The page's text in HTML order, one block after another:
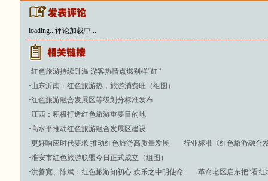
loading...评论加载中...
·红色旅游持续升温 游客热情点燃别样“红”
·山东沂南：红色旅游热，旅游消费旺（组图）
·红色旅游融合发展区等级划分标准发布
·江西：积极打造红色旅游重要目的地
·高水平推动红色旅游融合发展区建设
·更好响应时代要求 推动红色旅游高质量发展——行业标准《红色旅游融合
·淮安市红色旅游联盟今日正式成立（组图）
·洪善宽、陈斌：红色旅游知初心 欢乐之中明使命——革命老区启东把“看红